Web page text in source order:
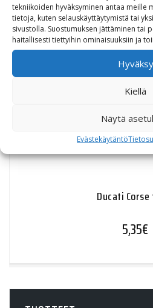
tekniikoiden hyväksyminen antaa meille
tietoja, kuten selauskäyttäytymistä tai
sivustolla. Suostumuksen jättäminen tai
haitallisesti tiettyihin ominaisuuksiin ja
Hyväksy
Kiellä
Näytä
Evästekäytäntö
Ducati
5,35€